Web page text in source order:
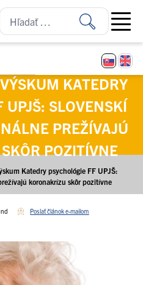
Open
KATEDRY
UPJŠ: SLOVENSKÍ
PREŽÍVAJÚ
POZITÍVNE
Katedry psychológie FF UPJŠ:
koronakrízu skôr pozitívne
Poslať článok e-mailom